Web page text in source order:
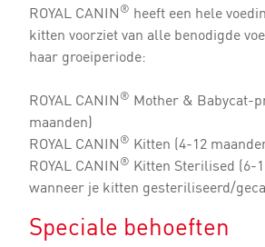
ROYAL CANIN® heeft een hele
kitten voorziet van alle benodigde
haar groeiperiode:
ROYAL CANIN® Mother & Babycat-
maanden)
ROYAL CANIN® Kitten (4-12
ROYAL CANIN® Kitten Sterilised (6-
wanneer je kitten gesteriliseerd/
Speciale behoeften